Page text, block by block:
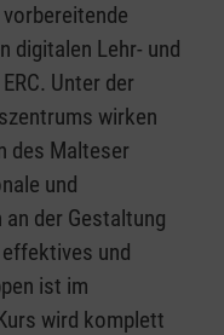
digitalen Lehr- und
Unter der
wirken
des Malteser
und
der Gestaltung
und
ist im
wird komplett